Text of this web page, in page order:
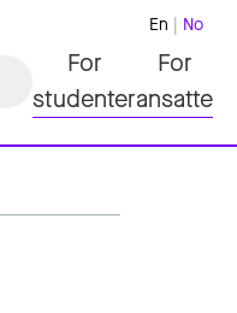
En No
For
studenter
For
ansatte